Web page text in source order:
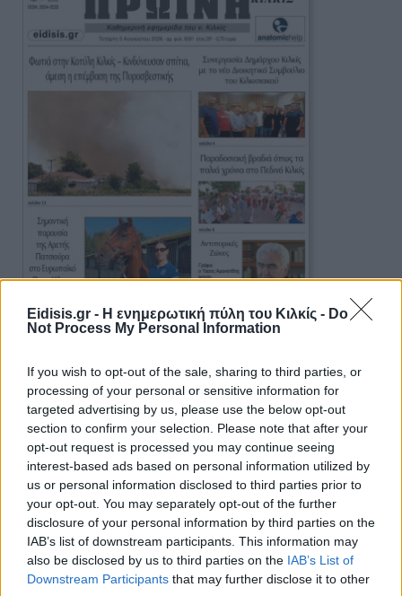
Eidisis.gr - Η ενημερωτική πύλη του Κιλκίς - Do
Not Process My Personal Information
If you wish to opt-out of the sale, sharing to third parties, or
processing of your personal or sensitive information for
targeted advertising by us, please use the below opt-out
section to confirm your selection. Please note that after your
opt-out request is processed you may continue seeing
interest-based ads based on personal information utilized by
us or personal information disclosed to third parties prior to
your opt-out. You may separately opt-out of the further
disclosure of your personal information by third parties on the
IAB’s list of downstream participants. This information may
also be disclosed by us to third parties on the IAB’s List of
Downstream Participants that may further disclose it to other
Πρωινή 5-8-2026
Ειδήσεις